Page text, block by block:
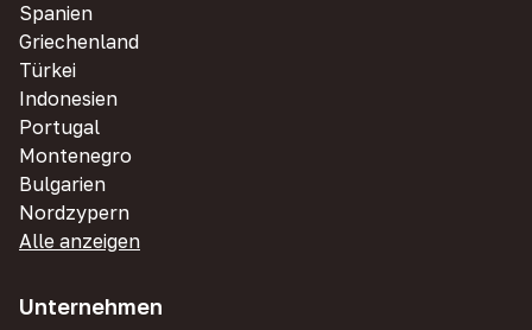
Spanien
Griechenland
Türkei
Indonesien
Portugal
Montenegro
Bulgarien
Nordzypern
Alle anzeigen
Unternehmen